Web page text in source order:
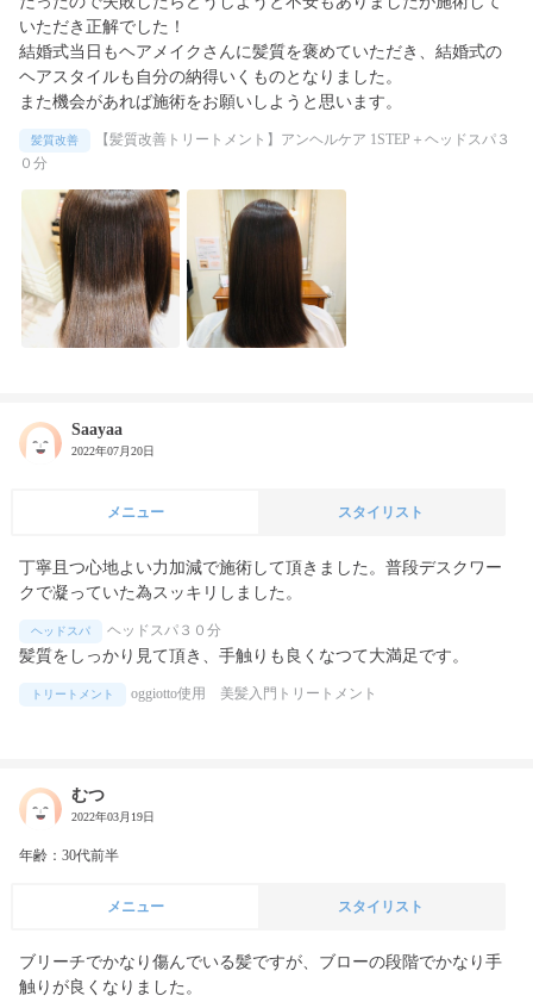
いただき正解でした！
結婚式当日もヘアメイクさんに髪質を褒めていただき、結婚式の
ヘアスタイルも自分の納得いくものとなりました。
また機会があれば施術をお願いしようと思います。
髪質改善
【髪質改善トリートメント】アンヘルケア 1STEP＋ヘッドスパ３
０分
Saayaa
2022年07月20日
メニュー スタイリスト
丁寧且つ心地よい力加減で施術して頂きました。普段デスクワー
クで凝っていた為スッキリしました。
ヘッドスパ ヘッドスパ３０分
髪質をしっかり見て頂き、手触りも良くなつて大満足です。
トリートメント oggiotto使用 美髪入門トリートメント
むつ
2022年03月19日
年齢：30代前半
メニュー スタイリスト
ブリーチでかなり傷んでいる髪ですが、ブローの段階でかなり手
触りが良くなりました。